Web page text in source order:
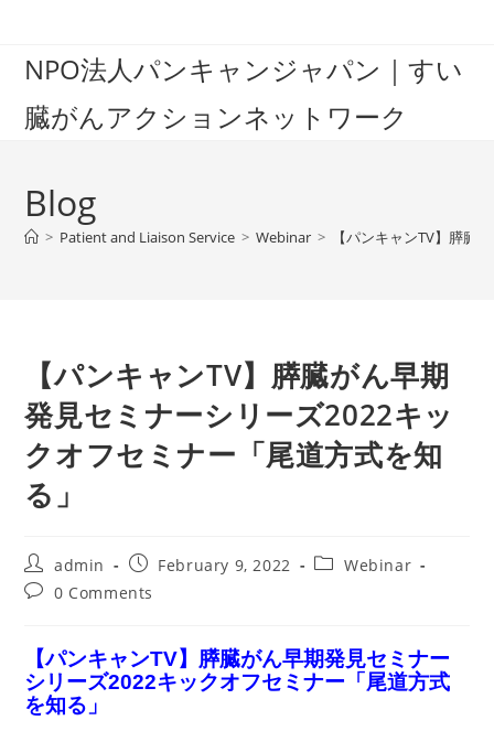
contentNPO法人パンキャンジャパン｜すい
臓がんアクションネットワーク
Blog
> Patient and Liaison Service > Webinar > 【パンキャンTV】膵臓
【パンキャンTV】膵臓がん早期
発見セミナーシリーズ2022キッ
クオフセミナー「尾道方式を知
る」
Post
author:
admin
Post
published:
February 9, 2022
PostWebinar
Post0 Comments
【パンキャンTV】膵臓がん早期発見セミナー
シリーズ2022キックオフセミナー「尾道方式
を知る」